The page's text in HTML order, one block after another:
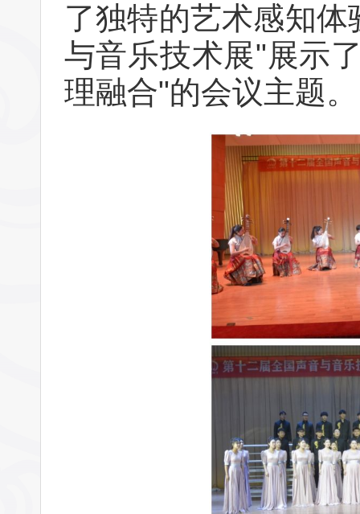
了独特的艺术感知体
与音乐技术展"展示
理融合"的会议主题。